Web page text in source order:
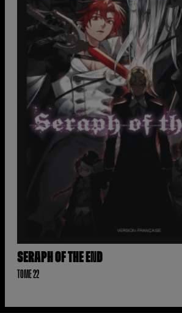
SERAPH OF THE END
TOME 22